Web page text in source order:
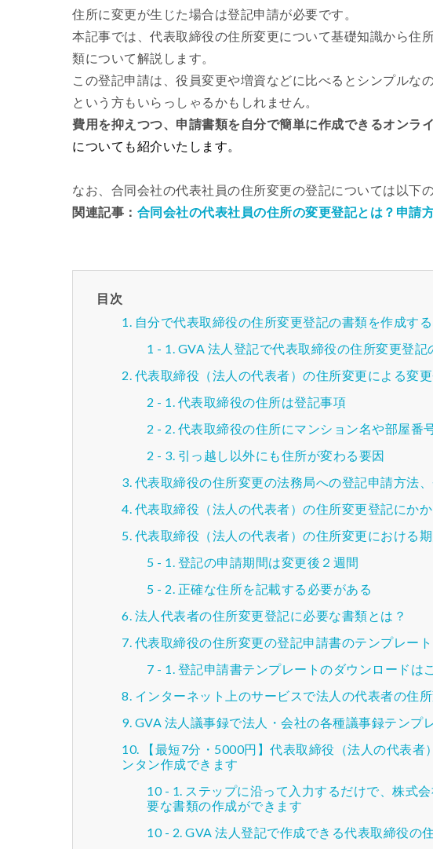
住所に変更が生じた場合は登記申請が必要です。
本記事では、代表取締役の住所変更について基礎知識から住
類について解説します。
この登記申請は、役員変更や増資などに比べるとシンプルな
という方もいらっしゃるかもしれません。
費用を抑えつつ、申請書類を自分で簡単に作成できるオンラ
についても紹介いたします。
なお、合同会社の代表社員の住所変更の登記については以下
関連記事： 合同会社の代表社員の住所の変更登記とは？申請
目次
自分で代表取締役の住所変更登記の書類を作成す
GVA 法人登記で代表取締役の住所変更登
代表取締役（法人の代表者）の住所変更による変
代表取締役の住所は登記事項
代表取締役の住所にマンション名や部屋番
引っ越し以外にも住所が変わる要因
代表取締役の住所変更の法務局への登記申請方法
代表取締役（法人の代表者）の住所変更登記にか
代表取締役（法人の代表者）の住所変更における
登記の申請期間は変更後２週間
正確な住所を記載する必要がある
法人代表者の住所変更登記に必要な書類とは？
代表取締役の住所変更の登記申請書のテンプレー
登記申請書テンプレートのダウンロードは
インターネット上のサービスで法人の代表者の住
GVA 法人議事録で法人・会社の各種議事録テンプ
【最短7分・5000円】代表取締役（法人の代表
ンタン作成できます
ステップに沿って入力するだけで、株式
要な書類の作成ができます
GVA 法人登記で作成できる代表取締役の